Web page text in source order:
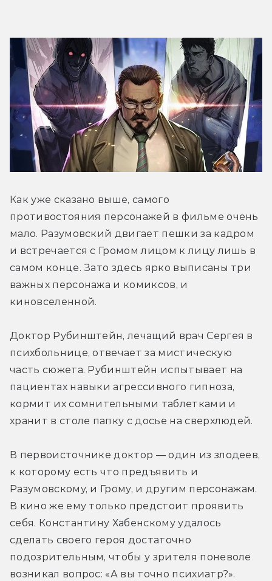
Как уже сказано выше, самого
противостояния персонажей в фильме очень
мало. Разумовский двигает пешки за кадром
и встречается с Громом лицом к лицу лишь в
самом конце. Зато здесь ярко выписаны три
важных персонажа и комиксов, и
киновселенной.
Доктор Рубинштейн, лечащий врач Сергея в
психбольнице, отвечает за мистическую
часть сюжета. Рубинштейн испытывает на
пациентах навыки агрессивного гипноза,
кормит их сомнительными таблетками и
хранит в столе папку с досье на сверхлюдей.
В первоисточнике доктор — один из злодеев,
к которому есть что предъявить и
Разумовскому, и Грому, и другим персонажам.
В кино же ему только предстоит проявить
себя. Константину Хабенскому удалось
сделать своего героя достаточно
подозрительным, чтобы у зрителя поневоле
возникал вопрос: «А вы точно психиатр?».